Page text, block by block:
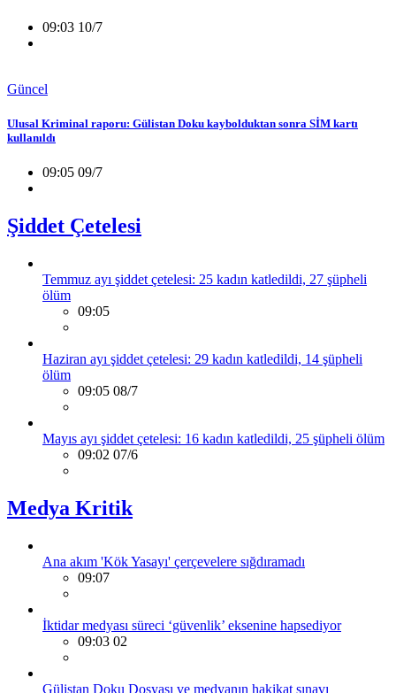
09:03 10/7
Güncel
Ulusal Kriminal raporu: Gülistan Doku kaybolduktan sonra SİM kartı
kullanıldı
09:05 09/7
Şiddet Çetelesi
Temmuz ayı şiddet çetelesi: 25 kadın katledildi, 27 şüpheli
ölüm
09:05
Haziran ayı şiddet çetelesi: 29 kadın katledildi, 14 şüpheli
ölüm
09:05 08/7
Mayıs ayı şiddet çetelesi: 16 kadın katledildi, 25 şüpheli ölüm
09:02 07/6
Medya Kritik
Ana akım 'Kök Yasayı' çerçevelere sığdıramadı
09:07
İktidar medyası süreci ‘güvenlik’ eksenine hapsediyor
09:03 02
Gülistan Doku Dosyası ve medyanın hakikat sınavı